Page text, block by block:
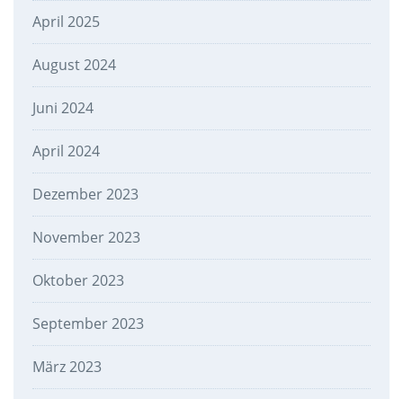
April 2025
August 2024
Juni 2024
April 2024
Dezember 2023
November 2023
Oktober 2023
September 2023
März 2023